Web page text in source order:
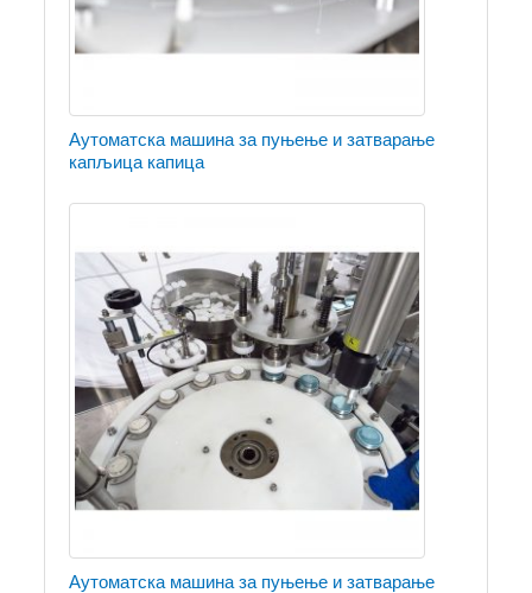
Аутоматска машина за пуњење и затварање
капљица капица
Аутоматска машина за пуњење и затварање